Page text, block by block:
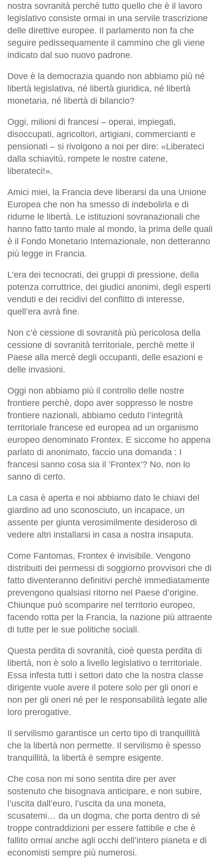
nostra sovranità perchè tutto quello che è il lavoro
legislativo consiste ormai in una servile trascrizione
delle direttive europee. Il parlamento non fa che
seguire pedissequamente il cammino che gli viene
indicato dal suo nuovo padrone.
Dove è la democrazia quando non abbiamo più né
libertà legislativa, né libertà giuridica, né libertà
monetaria, né libertà di bilancio?
Oggi, milioni di francesi – operai, impiegati,
disoccupati, agricoltori, artigiani, commercianti e
pensionati – si rivolgono a noi per dire: «Liberateci
dalla schiavitù, rompete le nostre catene,
liberateci!».
Amici miei, la Francia deve liberarsi da una Unione
Europea che non ha smesso di indebolirla e di
ridurne le libertà. Le istituzioni sovranazionali che
hanno fatto tanto male al mondo, la prima delle quali
è il Fondo Monetario Internazionale, non detteranno
più legge in Francia.
L’era dei tecnocrati, dei gruppi di pressione, della
potenza corruttrice, dei giudici anonimi, degli esperti
venduti e dei recidivi del conflitto di interesse,
quell’era avrà fine.
Non c’è cessione di sovranità più pericolosa della
cessione di sovranità territoriale, perchè mette il
Paese alla mercè degli occupanti, delle esazioni e
delle invasioni.
Oggi non abbiamo più il controllo delle nostre
frontiere perchè, dopo aver soppresso le nostre
frontiere nazionali, abbiamo ceduto l’integrità
territoriale francese ed europea ad un organismo
europeo denominato Frontex. E siccome ho appena
parlato di anonimato, faccio una domanda : I
francesi sanno cosa sia il ’Frontex’? No, non lo
sanno di certo.
La casa è aperta e noi abbiamo dato le chiavi del
giardino ad uno sconosciuto, un incapace, un
assente per giunta verosimilmente desideroso di
vedere altri installarsi in casa a nostra insaputa.
Come Fantomas, Frontex è invisibile. Vengono
distribuiti dei permessi di soggiorno provvisori che di
fatto diventeranno definitivi perchè immediatamente
prevengono qualsiasi ritorno nel Paese d’origine.
Chiunque può scomparire nel territorio europeo,
facendo rotta per la Francia, la nazione più attraente
di tutte per le sue politiche sociali.
Questa perdita di sovranità, cioè questa perdita di
libertà, non è solo a livello legislativo o territoriale.
Essa infesta tutti i settori dato che la nostra classe
dirigente vuole avere il potere solo per gli onori e
non per gli oneri né per le responsabilità legate alle
loro prerogative.
Il servilismo garantisce un certo tipo di tranquillità
che la libertà non permette. Il servilismo è spesso
tranquillità, la libertà è sempre esigente.
Che cosa non mi sono sentita dire per aver
sostenuto che bisognava anticipare, e non subire,
l’uscita dall’euro, l’uscita da una moneta,
scusatemi… da un dogma, che porta dentro di sé
troppe contraddizioni per essere fattibile e che è
fallito ormai anche agli occhi dell’intero pianeta e di
economisti sempre più numerosi.